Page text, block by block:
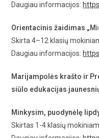
Daugiau informacijos:
Orientacinis žaidimas
Skirta 4–12 klasių
Daugiau informacijos:
Marijampolės krašto ir
siūlo edukacijas
Minkysim, puodynėlę
Skirtas 1-4 klasių